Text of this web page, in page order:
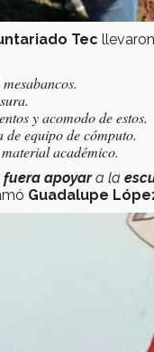
Tec
y acomodo de estos.
equipo de cómputo.
académico.
fuera apoyara la
Guadalupe